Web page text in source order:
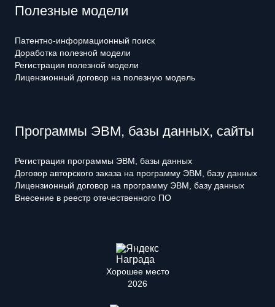
Полезные модели
Патентно-информационный поиск
Доработка полезной модели
Регистрация полезной модели
Лицензионный договор на полезную модель
Программы ЭВМ, базы данных, сайты
Регистрация программы ЭВМ, базы данных
Договор авторского заказа на программу ЭВМ, базу данных
Лицензионный договор на программу ЭВМ, базу данных
Внесение в реестр отечественного ПО
Хорошее место
2026